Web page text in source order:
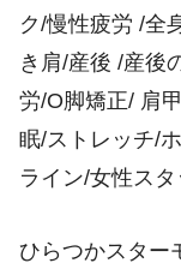
ク/慢性疲労 /全
き肩/産後 /産後
労/O脚矯正/ 肩
眠/ストレッチ/
ライン/女性ス
ひらつかスター